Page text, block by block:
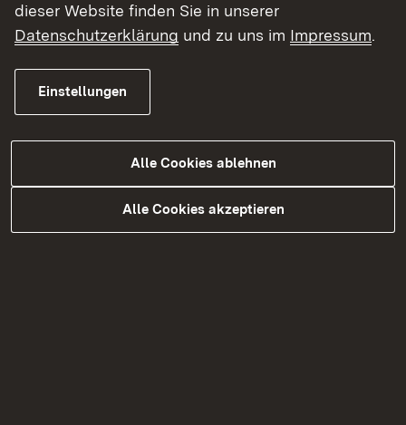
dieser Website finden Sie in unserer
Datenschutzerklärung und zu uns im Impressum.
Einstellungen
Alle Cookies ablehnen
Alle Cookies akzeptieren